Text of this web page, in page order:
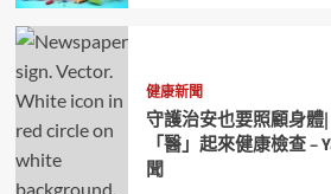
健康新聞
守護治安也要照顧身體
「醫」起來健康檢查 –
聞